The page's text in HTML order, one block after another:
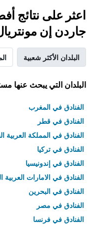
اعثر على نتائج
جاردن إن
البلدان الأكثر شعبية
البلدان التي يبحث عنها
الفنادق في المغرب
الفنادق في قطر
الفنادق في المملكة العربية
الفنادق في تركيا
الفنادق في إندونيسيا
الفنادق في الامارات العربية
الفنادق في البحرين
الفنادق في مصر
الفنادق في فرنسا